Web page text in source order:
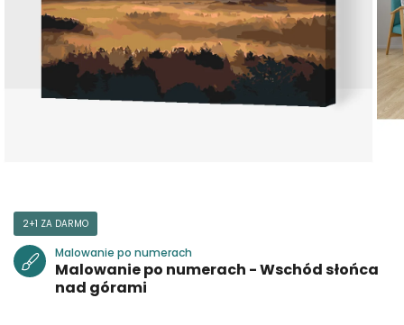
2+1 ZA DARMO
Malowanie po numerach
Malowanie po numerach - Wschód słońca
nad górami